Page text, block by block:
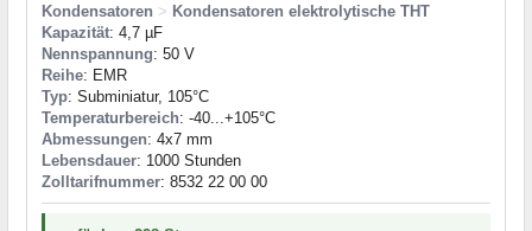
Kondensatoren > Kondensatoren elektrolytische THT
Kapazität: 4,7 µF
Nennspannung: 50 V
Reihe: EMR
Typ: Subminiatur, 105°C
Temperaturbereich: -40...+105°C
Abmessungen: 4x7 mm
Lebensdauer: 1000 Stunden
Zolltarifnummer: 8532 22 00 00